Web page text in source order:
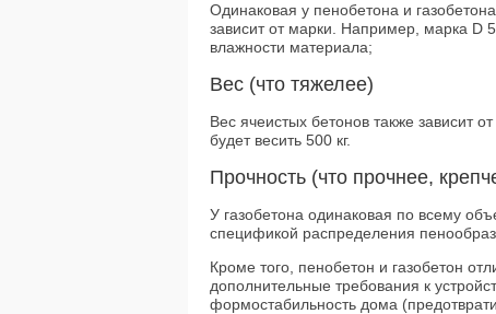
Одинаковая у пенобетона и
зависит от марки. Например, марка D
влажности материала;
Вес (что тяжелее)
Вес ячеистых бетонов также зависит
будет весить 500 кг.
Прочность (что прочнее,
У газобетона одинаковая по всему
спецификой распределения
Кроме того, пенобетон и газобетон
дополнительные требования к
формостабильность дома